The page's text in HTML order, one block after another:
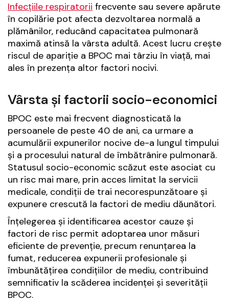
Infecțiile respiratorii frecvente sau severe apărute
în copilărie pot afecta dezvoltarea normală a
plămânilor, reducând capacitatea pulmonară
maximă atinsă la vârsta adultă. Acest lucru crește
riscul de apariție a BPOC mai târziu în viață, mai
ales în prezența altor factori nocivi.
Vârsta și factorii socio-economici
BPOC este mai frecvent diagnosticată la
persoanele de peste 40 de ani, ca urmare a
acumulării expunerilor nocive de-a lungul timpului
și a procesului natural de îmbătrânire pulmonară.
Statusul socio-economic scăzut este asociat cu
un risc mai mare, prin acces limitat la servicii
medicale, condiții de trai necorespunzătoare și
expunere crescută la factori de mediu dăunători.
Înțelegerea și identificarea acestor cauze și
factori de risc permit adoptarea unor măsuri
eficiente de prevenție, precum renunțarea la
fumat, reducerea expunerii profesionale și
îmbunătățirea condițiilor de mediu, contribuind
semnificativ la scăderea incidenței și severității
BPOC.